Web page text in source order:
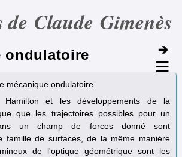
de Claude Gimenès
ondulatoire
mécanique ondulatoire.
et les développements de la
que les trajectoires possibles pour un
un champ de forces donné sont
famille de surfaces, de la même manière
de l'optique géométrique sont les